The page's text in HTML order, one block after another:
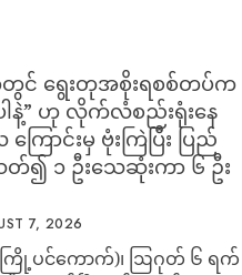
င် ရွေးတုအစိုးရစစ်တပ်က
ါနဲ့” ဟု လိုက်လံစည်းရုံးနေ
ောင်းမှ ဗုံးကြဲပြီး ပြည်
တ်၍ ၁ ဦးသေဆုံးကာ ၆ ဦး
7, 2026
ကြို့ပင်ကောက်)၊ ဩဂုတ် ၆ ရက်